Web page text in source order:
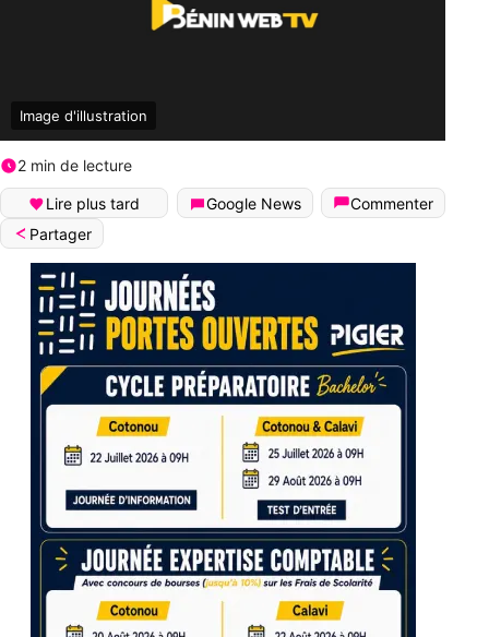
Image d'illustration
2 min de lecture
Lire plus tard Google News
Commenter
Partager